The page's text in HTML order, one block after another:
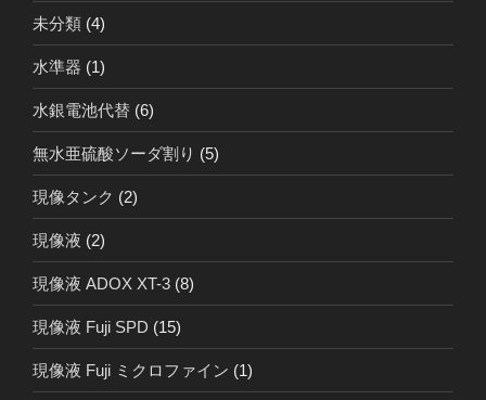
未分類 (4)
水準器 (1)
水銀電池代替 (6)
無水亜硫酸ソーダ割り (5)
現像タンク (2)
現像液 (2)
現像液 ADOX XT-3 (8)
現像液 Fuji SPD (15)
現像液 Fuji ミクロファイン (1)